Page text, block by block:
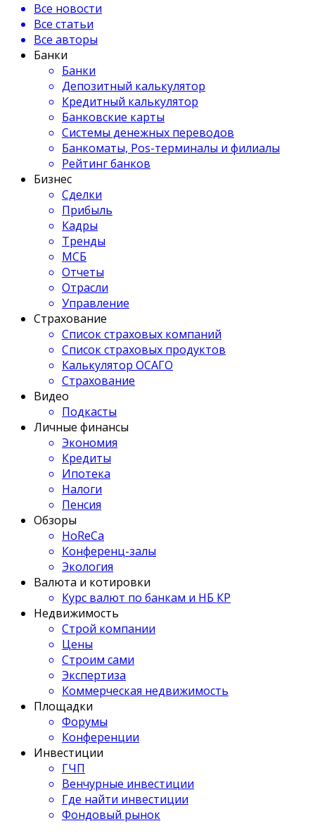
Все новости
Все статьи
Все авторы
Банки
Банки
Депозитный калькулятор
Кредитный калькулятор
Банковские карты
Системы денежных переводов
Банкоматы, Pos-терминалы и филиалы
Рейтинг банков
Бизнес
Сделки
Прибыль
Кадры
Тренды
МСБ
Отчеты
Отрасли
Управление
Страхование
Список страховых компаний
Список страховых продуктов
Калькулятор ОСАГО
Страхование
Видео
Подкасты
Личные финансы
Экономия
Кредиты
Ипотека
Налоги
Пенсия
Обзоры
HoReCa
Конференц-залы
Экология
Валюта и котировки
Курс валют по банкам и НБ КР
Недвижимость
Строй компании
Цены
Строим сами
Экспертиза
Коммерческая недвижимость
Площадки
Форумы
Конференции
Инвестиции
ГЧП
Венчурные инвестиции
Где найти инвестиции
Фондовый рынок